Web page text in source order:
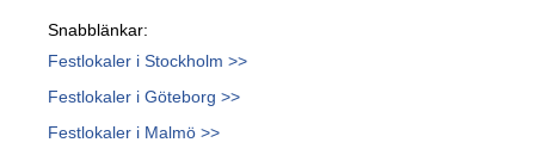
Snabblänkar:
Festlokaler i Stockholm >>
Festlokaler i Göteborg >>
Festlokaler i Malmö >>